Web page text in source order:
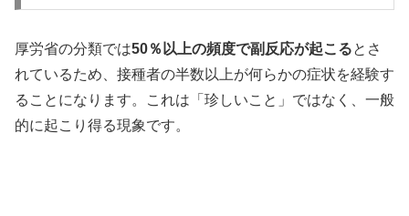
厚労省の分類では50％以上の頻度で副反応が起こるとさ
れているため、接種者の半数以上が何らかの症状を経験す
ることになります。これは「珍しいこと」ではなく、一般
的に起こり得る現象です。